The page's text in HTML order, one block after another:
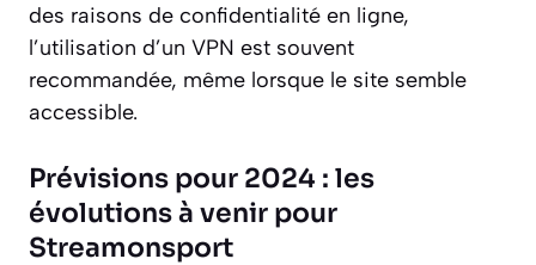
des raisons de confidentialité en ligne,
l’utilisation d’un VPN est souvent
recommandée, même lorsque le site semble
accessible.
Prévisions pour 2024 : les
évolutions à venir pour
Streamonsport